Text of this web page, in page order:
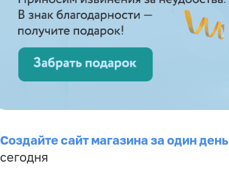
Создайте сайт магазина за один день
сегодня